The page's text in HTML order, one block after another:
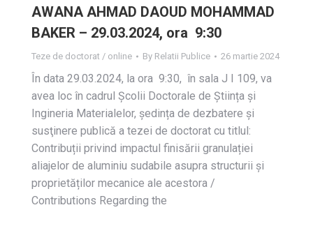
AWANA AHMAD DAOUD MOHAMMAD
BAKER – 29.03.2024, ora 9:30
Teze de doctorat / online By Relatii Publice 26 martie 2024
În data 29.03.2024, la ora 9:30, în sala J I 109, va
avea loc în cadrul Școlii Doctorale de Știința și
Ingineria Materialelor, ședința de dezbatere și
susţinere publică a tezei de doctorat cu titlul:
Contribuții privind impactul finisării granulației
aliajelor de aluminiu sudabile asupra structurii și
proprietăților mecanice ale acestora /
Contributions Regarding the